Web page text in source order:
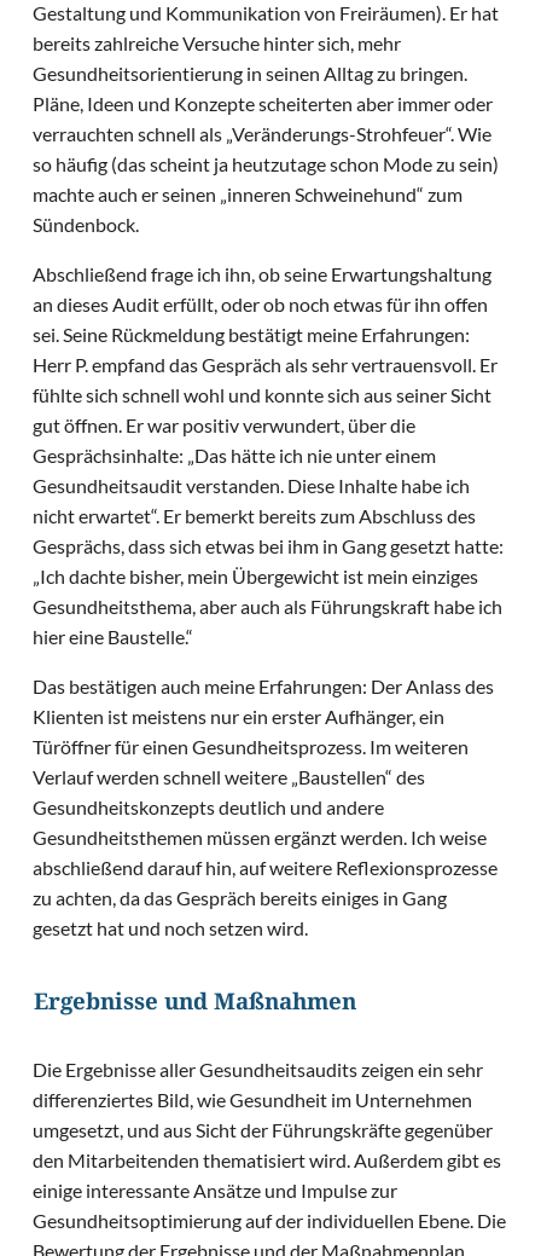
Gestaltung und Kommunikation von Freiräumen). Er hat
bereits zahlreiche Versuche hinter sich, mehr
Gesundheitsorientierung in seinen Alltag zu bringen.
Pläne, Ideen und Konzepte scheiterten aber immer oder
verrauchten schnell als „Veränderungs-Strohfeuer“. Wie
so häufig (das scheint ja heutzutage schon Mode zu sein)
machte auch er seinen „inneren Schweinehund“ zum
Sündenbock.
Abschließend frage ich ihn, ob seine Erwartungshaltung
an dieses Audit erfüllt, oder ob noch etwas für ihn offen
sei. Seine Rückmeldung bestätigt meine Erfahrungen:
Herr P. empfand das Gespräch als sehr vertrauensvoll. Er
fühlte sich schnell wohl und konnte sich aus seiner Sicht
gut öffnen. Er war positiv verwundert, über die
Gesprächsinhalte: „Das hätte ich nie unter einem
Gesundheitsaudit verstanden. Diese Inhalte habe ich
nicht erwartet“. Er bemerkt bereits zum Abschluss des
Gesprächs, dass sich etwas bei ihm in Gang gesetzt hatte:
„Ich dachte bisher, mein Übergewicht ist mein einziges
Gesundheitsthema, aber auch als Führungskraft habe ich
hier eine Baustelle.“
Das bestätigen auch meine Erfahrungen: Der Anlass des
Klienten ist meistens nur ein erster Aufhänger, ein
Türöffner für einen Gesundheitsprozess. Im weiteren
Verlauf werden schnell weitere „Baustellen“ des
Gesundheitskonzepts deutlich und andere
Gesundheitsthemen müssen ergänzt werden. Ich weise
abschließend darauf hin, auf weitere Reflexionsprozesse
zu achten, da das Gespräch bereits einiges in Gang
gesetzt hat und noch setzen wird.
Ergebnisse und Maßnahmen
Die Ergebnisse aller Gesundheitsaudits zeigen ein sehr
differenziertes Bild, wie Gesundheit im Unternehmen
umgesetzt, und aus Sicht der Führungskräfte gegenüber
den Mitarbeitenden thematisiert wird. Außerdem gibt es
einige interessante Ansätze und Impulse zur
Gesundheitsoptimierung auf der individuellen Ebene. Die
Bewertung der Ergebnisse und der Maßnahmenplan